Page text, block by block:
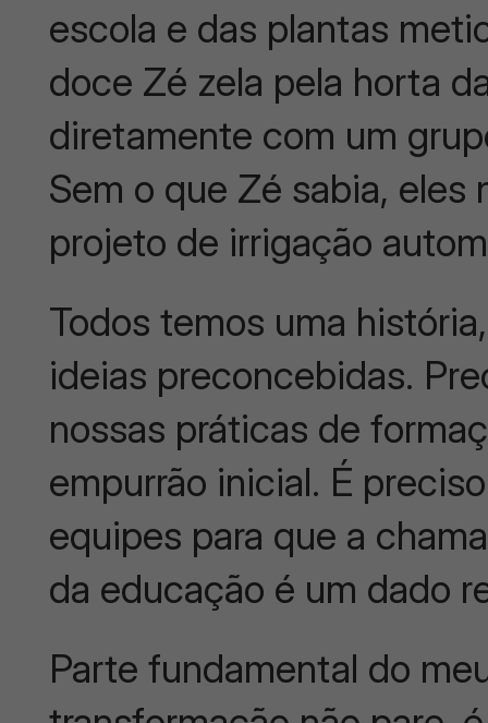
escola e das plantas
doce Zé zela pela horta
diretamente com um
Sem o que Zé sabia,
projeto de irrigação
Todos temos uma
ideias preconcebidas.
nossas práticas de
empurrão inicial. É
equipes para que a
da educação é um dado
Parte fundamental do